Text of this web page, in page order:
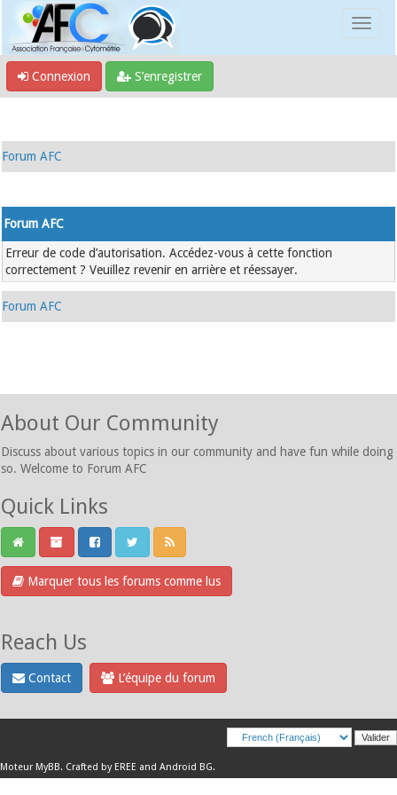
Connexion S’enregistrer
Forum AFC
Forum AFC
Erreur de code d’autorisation. Accédez-vous à cette fonction
correctement ? Veuillez revenir en arrière et réessayer.
Forum AFC
About Our Community
Discuss about various topics in our community and have fun while doing
so. Welcome to Forum AFC
Quick Links
Marquer tous les forums comme lus
Reach Us
Contact L’équipe du forum
Moteur MyBB. Crafted by EREE and Android BG.